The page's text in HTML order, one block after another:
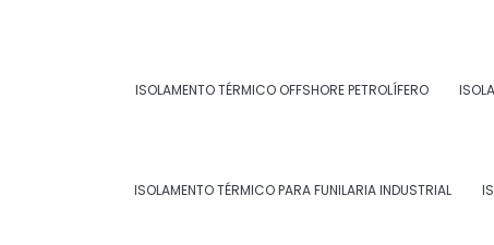
ISOLAMENTO TÉRMICO OFFSHORE PETROLÍFERO
ISOLAMENTO TÉRMICO PARA FUNILARIA INDUSTRIAL